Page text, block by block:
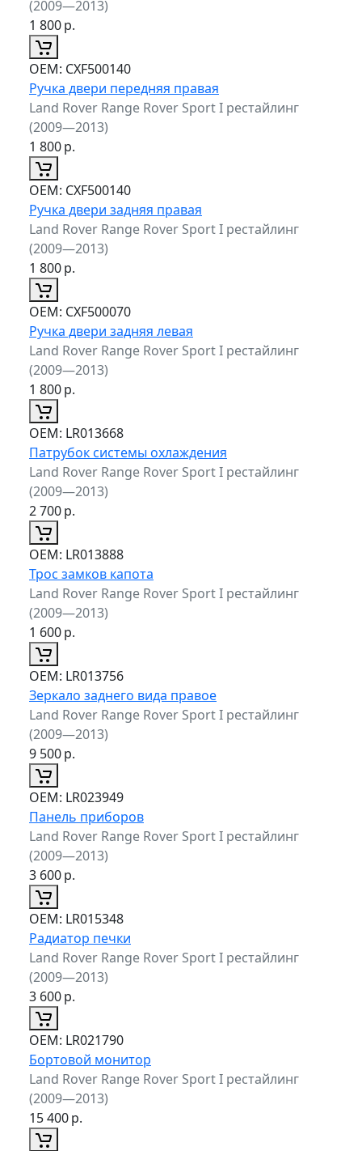
(2009—2013)
1 800р.
ОЕМ: CXF500140
Ручка двери передняя правая
Land Rover Range Rover Sport I рестайлинг
(2009—2013)
1 800р.
ОЕМ: CXF500140
Ручка двери задняя правая
Land Rover Range Rover Sport I рестайлинг
(2009—2013)
1 800р.
ОЕМ: CXF500070
Ручка двери задняя левая
Land Rover Range Rover Sport I рестайлинг
(2009—2013)
1 800р.
ОЕМ: LR013668
Патрубок системы охлаждения
Land Rover Range Rover Sport I рестайлинг
(2009—2013)
2 700р.
ОЕМ: LR013888
Трос замков капота
Land Rover Range Rover Sport I рестайлинг
(2009—2013)
1 600р.
ОЕМ: LR013756
Зеркало заднего вида правое
Land Rover Range Rover Sport I рестайлинг
(2009—2013)
9 500р.
ОЕМ: LR023949
Панель приборов
Land Rover Range Rover Sport I рестайлинг
(2009—2013)
3 600р.
ОЕМ: LR015348
Радиатор печки
Land Rover Range Rover Sport I рестайлинг
(2009—2013)
3 600р.
ОЕМ: LR021790
Бортовой монитор
Land Rover Range Rover Sport I рестайлинг
(2009—2013)
15 400р.